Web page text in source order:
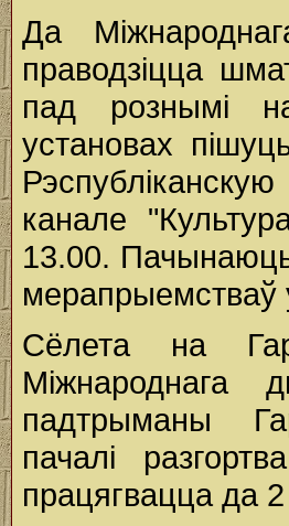
Да
праводзіцца
пад рознымі
установах
канале
13.00.
мерапрыемстваў
Сёлета на
падтрыманы
пачалі
працягвацца да 2